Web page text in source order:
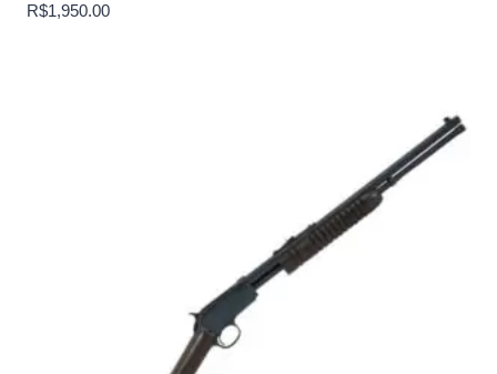
R$1,950.00